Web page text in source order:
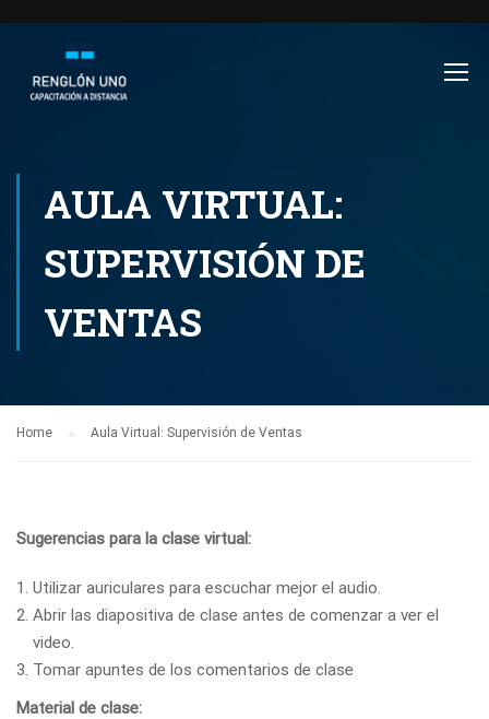
AULA VIRTUAL:
SUPERVISIÓN DE
VENTAS
Home Aula Virtual: Supervisión de Ventas
Sugerencias para la clase virtual:
Utilizar auriculares para escuchar mejor el audio.
Abrir las diapositiva de clase antes de comenzar a ver el
video.
Tomar apuntes de los comentarios de clase
Material de clase: